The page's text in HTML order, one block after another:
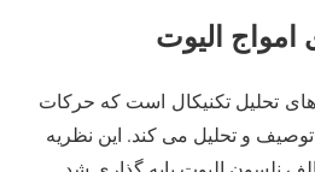
امواج الیوت
های تحلیل تکنیکال است که حرکات
و تحلیل می کند. این نظریه